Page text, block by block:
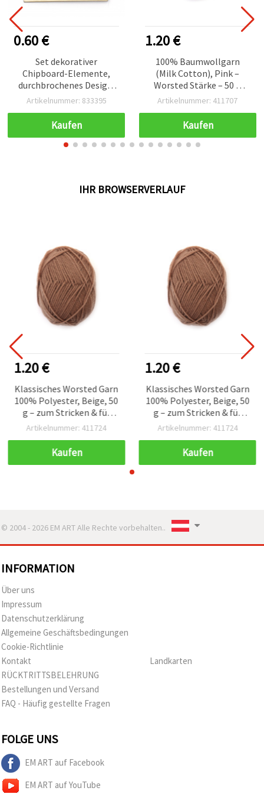
0.60 €
Set dekorativer
Chipboard-Elemente,
durchbrochenes Design,
25 x 50 mm – 4 Stück (für
Artikelnummer: 833395
Kaufen
1.20 €
100% Baumwollgarn
(Milk Cotton), Pink –
Worsted Stärke – 50 g
Strick- & Häkelgarn
Artikelnummer: 411707
Kaufen
IHR BROWSERVERLAUF
1.20 €
Klassisches Worsted Garn
100% Polyester, Beige, 50
g – zum Stricken & für
Bastel- und
Artikelnummer: 411724
Kaufen
1.20 €
Klassisches Worsted Garn
100% Polyester, Beige, 50
g – zum Stricken & für
Bastel- und
Artikelnummer: 411724
Kaufen
© 2004 - 2026 EM ART Alle Rechte vorbehalten..
INFORMATION
Über uns
Impressum
Datenschutzerklärung
Allgemeine Geschäftsbedingungen
Cookie-Richtlinie
Kontakt
RÜCKTRITTSBELEHRUNG
Bestellungen und Versand
FAQ - Häufig gestellte Fragen
Landkarten
FOLGE UNS
EM ART auf Facebook
EM ART auf YouTube